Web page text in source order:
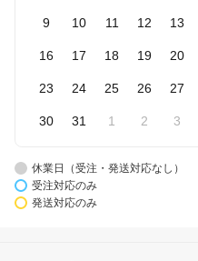
9 10 11 12 13
16 17 18 19 20
23 24 25 26 27
30 31 1 2 3
休業日（受注・発送対応なし）
受注対応のみ
発送対応のみ